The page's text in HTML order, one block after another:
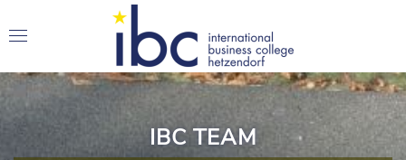
IBC TEAM